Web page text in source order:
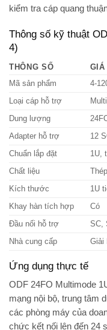
kiểm tra cáp quang
Thông số kỹ thuật
4)
THÔNG SỐ
GIÁ
Mã sản phẩm
4-
Loại cáp hỗ trợ
Dung lượng
Adapter hỗ trợ
12
Chuẩn lắp đặt
1U,
Chất liệu
Kích thước
1U
Khay hàn tích hợp
Có
Đầu nối hỗ trợ
SC,
Nhà cung cấp
Giải
Ứng dụng thực tế
ODF 24FO Multimode
mạng nội bộ, trung tâm
các phòng máy của
chức kết nối lên đến 24